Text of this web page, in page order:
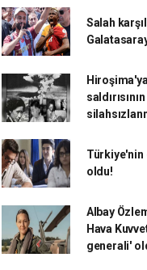
Salah
Türkiye'nin
oldu!
Albay
Hava
generali'